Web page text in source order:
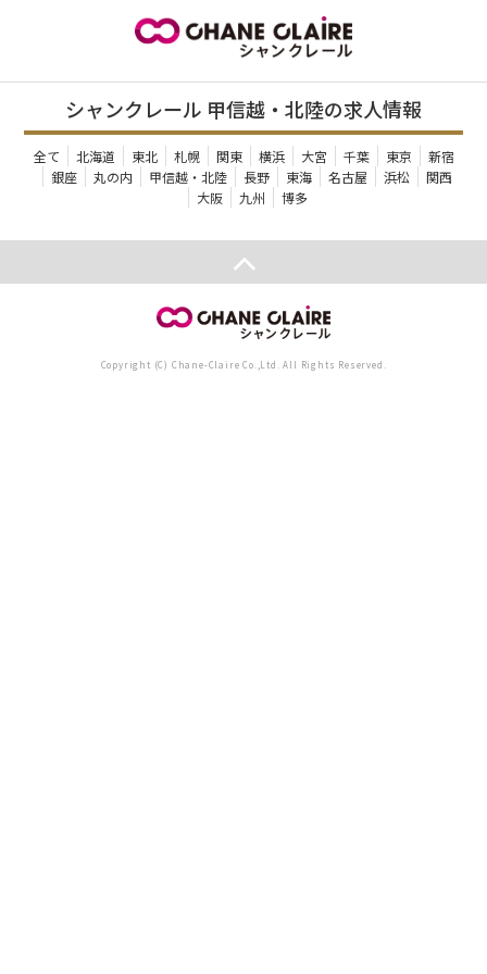
シャンクレール 甲信越・北陸の求人情報
全て 北海道 東北 札幌 関東 横浜 大宮 千葉 東京
新宿
銀座
丸の内 甲信越・北陸 長野 東海 名古屋 浜松
関西
大阪
九州 博多
Copyright (C) Chane-Claire Co.,Ltd. All Rights Reserved.